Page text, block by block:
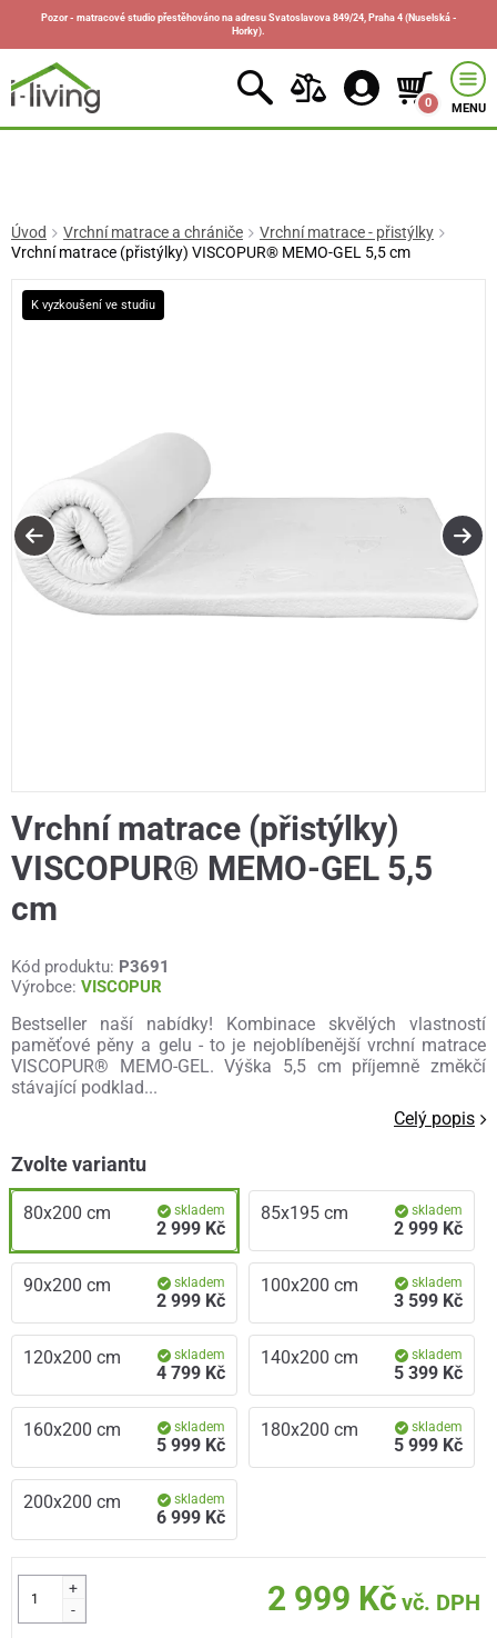
Pozor - matracové studio přestěhováno na adresu Svatoslavova 849/24, Praha 4 (Nuselská -
Horky).
0 MENU
Úvod Vrchní matrace a chrániče
Vrchní matrace - přistýlky
Vrchní matrace (přistýlky) VISCOPUR® MEMO-GEL 5,5 cm
K vyzkoušení ve studiu
Vrchní matrace (přistýlky)
VISCOPUR® MEMO-GEL 5,5
cm
Kód produktu: P3691
Výrobce: VISCOPUR
Bestseller naší nabídky! Kombinace skvělých vlastností
paměťové pěny a gelu - to je nejoblíbenější vrchní matrace
VISCOPUR® MEMO-GEL. Výška 5,5 cm příjemně změkčí
stávající podklad...
Celý popis
Zvolte variantu
80x200 cm skladem
2 999 Kč
85x195 cm skladem
2 999 Kč
90x200 cm skladem
2 999 Kč
100x200 cm skladem
3 599 Kč
120x200 cm skladem
4 799 Kč
140x200 cm skladem
5 399 Kč
160x200 cm skladem
5 999 Kč
180x200 cm skladem
5 999 Kč
200x200 cm skladem
6 999 Kč
+
-
2 999 Kč vč. DPH